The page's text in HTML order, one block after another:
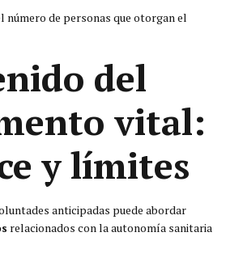
número de personas que otorgan el
del
vital:
y límites
anticipadas puede abordar
relacionados con la autonomía sanitaria